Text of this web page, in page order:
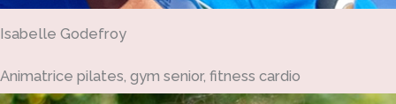
Isabelle Godefroy
Animatrice pilates, gym senior, fitness cardio